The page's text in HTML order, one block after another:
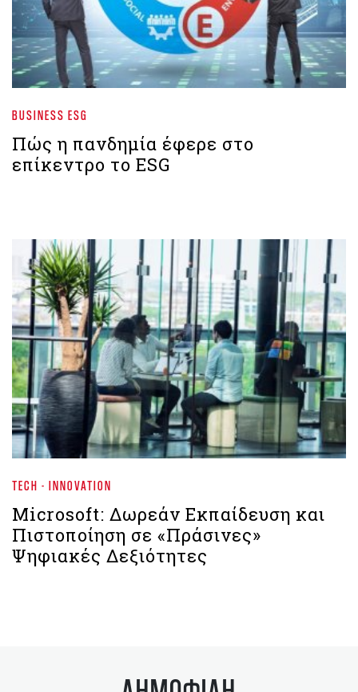
BUSINESS ESG
Πώς η πανδημία έφερε στο
επίκεντρο το ESG
TECH - INNOVATION
Microsoft: Δωρεάν Εκπαίδευση και
Πιστοποίηση σε «Πράσινες»
Ψηφιακές Δεξιότητες